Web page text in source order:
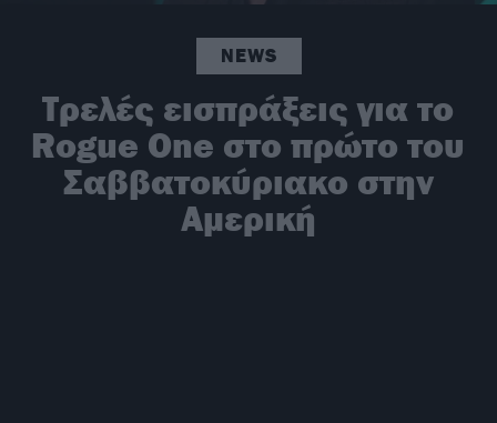
NEWS
Τρελές εισπράξεις για το
Rogue One στο πρώτο του
Σαββατοκύριακο στην
Αμερική